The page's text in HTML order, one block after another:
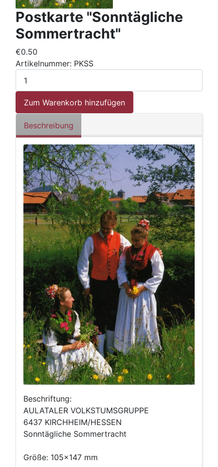
Postkarte "Sonntägliche
Sommertracht"
€0.50
Artikelnummer: PKSS
Beschreibung
Beschriftung:
AULATALER VOLKSTUMSGRUPPE
6437 KIRCHHEIM/HESSEN
Sonntägliche Sommertracht
Größe: 105x147 mm